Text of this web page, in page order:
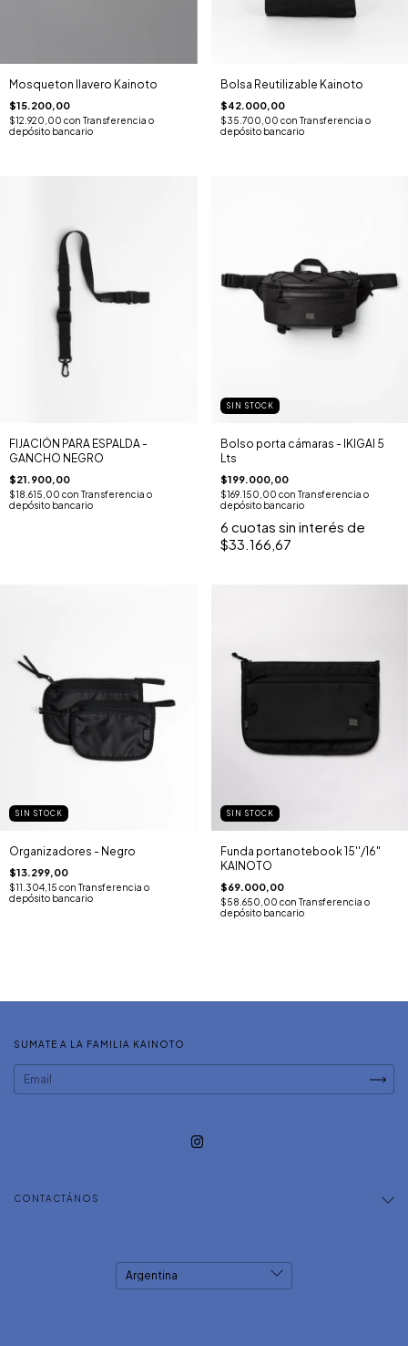
Mosqueton llavero Kainoto
$15.200,00
$12.920,00 con Transferencia o
depósito bancario
Bolsa Reutilizable Kainoto
$42.000,00
$35.700,00 con Transferencia o
depósito bancario
FIJACIÓN PARA ESPALDA -
GANCHO NEGRO
$21.900,00
$18.615,00 con Transferencia o
depósito bancario
SIN STOCK
Bolso porta cámaras - IKIGAI 5
Lts
$199.000,00
$169.150,00 con Transferencia o
depósito bancario
6 cuotas sin interés de
$33.166,67
SIN STOCK
Organizadores - Negro
$13.299,00
$11.304,15 con Transferencia o
depósito bancario
SIN STOCK
Funda portanotebook 15''/16"
KAINOTO
$69.000,00
$58.650,00 con Transferencia o
depósito bancario
SUMATE A LA FAMILIA KAINOTO
CONTACTÁNOS